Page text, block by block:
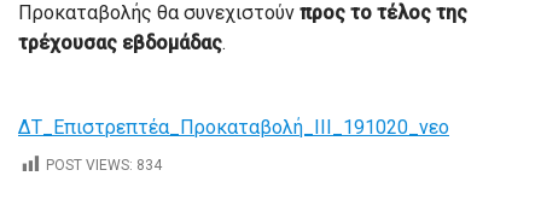
Προκαταβολής θα συνεχιστούν προς το τέλος της
τρέχουσας εβδομάδας.
ΔΤ_Επιστρεπτέα_Προκαταβολή_ΙΙΙ_191020_νεο
POST VIEWS: 834